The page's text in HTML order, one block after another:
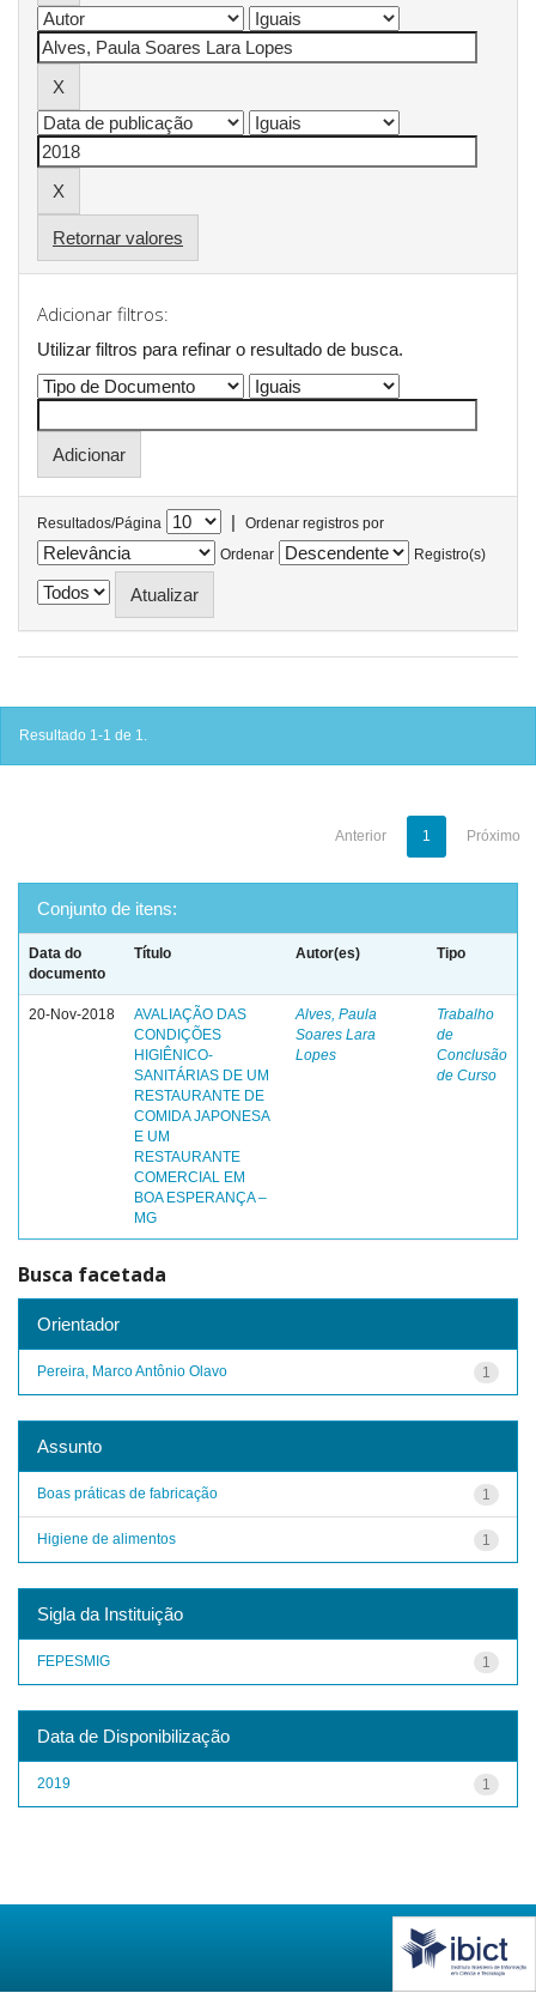
Retornar valores
Adicionar filtros:
Utilizar filtros para refinar o resultado de busca.
Resultados/Página |
Ordenar registros por
Ordenar
Registro(s)
Resultado 1-1 de 1.
Anterior 1 Próximo
Conjunto de itens:
Data do
documento
Título Autor(es) Tipo
20-Nov-2018
AVALIAÇÃO DAS
CONDIÇÕES
HIGIÊNICO-
SANITÁRIAS DE UM
RESTAURANTE DE
COMIDA JAPONESA
E UM
RESTAURANTE
COMERCIAL EM
BOA ESPERANÇA –
MG
Alves, Paula
Soares Lara
Lopes
Trabalho
de
Conclusão
de Curso
Busca facetada
Orientador
1
Pereira, Marco Antônio Olavo
Assunto
1
Boas práticas de fabricação
1
Higiene de alimentos
Sigla da Instituição
1
FEPESMIG
Data de Disponibilização
1
2019